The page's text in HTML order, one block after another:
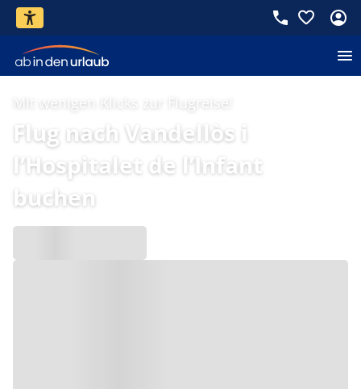
Mit wenigen Klicks zur Flugreise!
Flug nach Vandellòs i
l’Hospitalet de l’Infant
buchen